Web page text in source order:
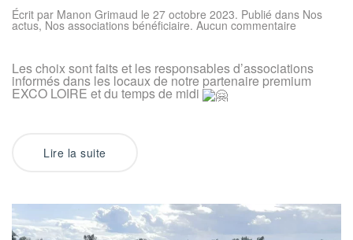
Écrit par Manon Grimaud le 27 octobre 2023. Publié dans Nos
actus, Nos associations bénéficiaire. Aucun commentaire
du
projet
Les choix sont faits et les responsables d’associations
informés dans les locaux de notre partenaire premium
EXCO LOIRE et du temps de midi
Lire la suite